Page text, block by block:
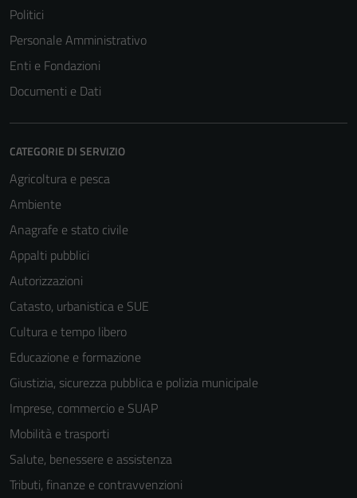
Politici
Personale Amministrativo
Enti e Fondazioni
Documenti e Dati
CATEGORIE DI SERVIZIO
Agricoltura e pesca
Ambiente
Anagrafe e stato civile
Appalti pubblici
Autorizzazioni
Catasto, urbanistica e SUE
Cultura e tempo libero
Educazione e formazione
Giustizia, sicurezza pubblica e polizia municipale
Imprese, commercio e SUAP
Mobilità e trasporti
Salute, benessere e assistenza
Tributi, finanze e contravvenzioni